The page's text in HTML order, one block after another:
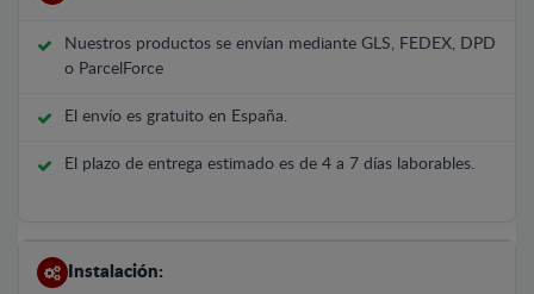
Nuestros productos se envían mediante GLS, FEDEX, DPD
o ParcelForce
El envío es gratuito en España.
El plazo de entrega estimado es de 4 a 7 días laborables.
Instalación: